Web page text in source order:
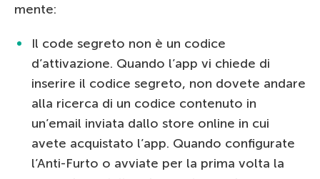
mente:
Il code segreto non è un codice
d’attivazione. Quando l’app vi chiede di
inserire il codice segreto, non dovete andare
alla ricerca di un codice contenuto in
un’email inviata dallo store online in cui
avete acquistato l’app. Quando configurate
l’Anti-Furto o avviate per la prima volta la